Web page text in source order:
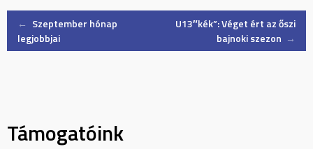
Post
← Szeptember hónap
legjobbjai
U13″kék”: Véget ért az őszi
bajnoki szezon →
Támogatóink